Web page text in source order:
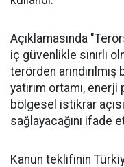
Açıklamasında
iç güvenlikle sınırlı
terörden
yatırım ortamı,
bölgesel istikrar
sağlayacağını ifade
Kanun teklifinin